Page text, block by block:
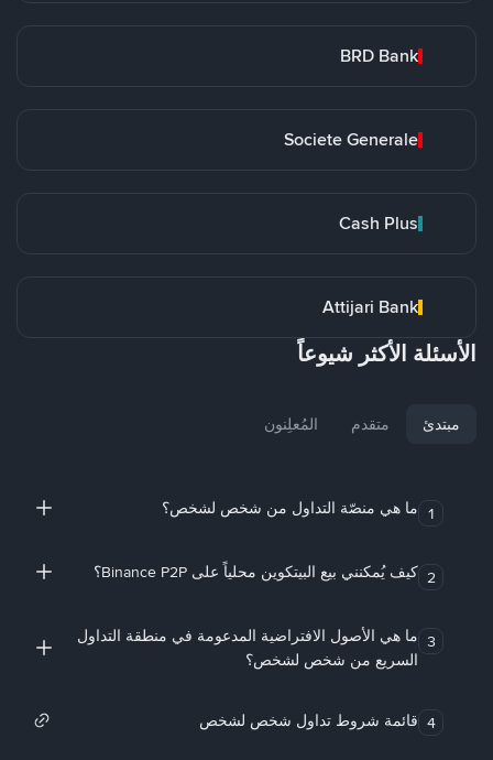
BRD Bank
Societe Generale
Cash Plus
Attijari Bank
الأسئلة الأكثر شيوعاً
مبتدئ متقدم المُعلِنون
1 ما هي منصّة التداول من شخص لشخص؟
2 كيف يُمكنني بيع البيتكوين محلياً على Binance P2P؟
3 ما هي الأصول الافتراضية المدعومة في منطقة التداول
السريع من شخص لشخص؟
4 قائمة شروط تداول شخص لشخص